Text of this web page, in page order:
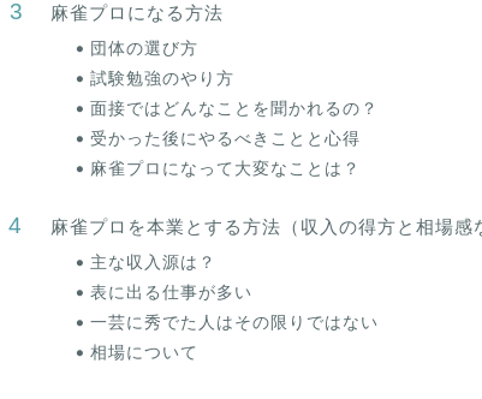
麻雀プロになる方法
団体の選び方
試験勉強のやり方
面接ではどんなことを聞かれるの？
受かった後にやるべきことと心得
麻雀プロになって大変なことは？
麻雀プロを本業とする方法（収入の得方と相場感
主な収入源は？
表に出る仕事が多い
一芸に秀でた人はその限りではない
相場について